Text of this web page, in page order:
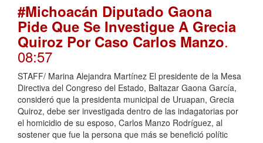
#Michoacán Diputado Gaona
Pide Que Se Investigue A Grecia
Quiroz Por Caso Carlos Manzo.
08:57
STAFF/ Marina Alejandra Martínez El presidente de la Mesa
Directiva del Congreso del Estado, Baltazar Gaona García,
consideró que la presidenta municipal de Uruapan, Grecia
Quiroz, debe ser investigada dentro de las indagatorias por
el homicidio de su esposo, Carlos Manzo Rodríguez, al
sostener que fue la persona que más se benefició polític